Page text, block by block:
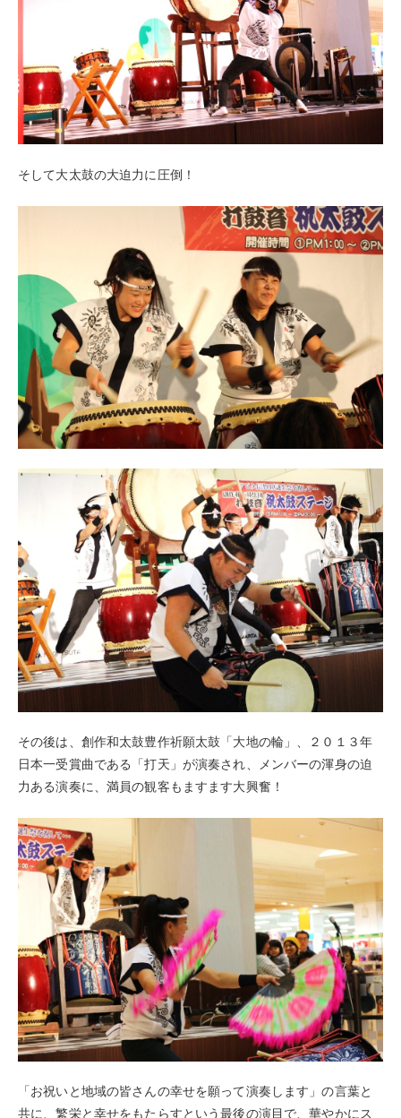
そして大太鼓の大迫力に圧倒！
その後は、創作和太鼓豊作祈願太鼓「大地の輪」、２０１３年
日本一受賞曲である「打天」が演奏され、メンバーの渾身の迫
力ある演奏に、満員の観客もますます大興奮！
「お祝いと地域の皆さんの幸せを願って演奏します」の言葉と
共に、繁栄と幸せをもたらすという最後の演目で、華やかにス